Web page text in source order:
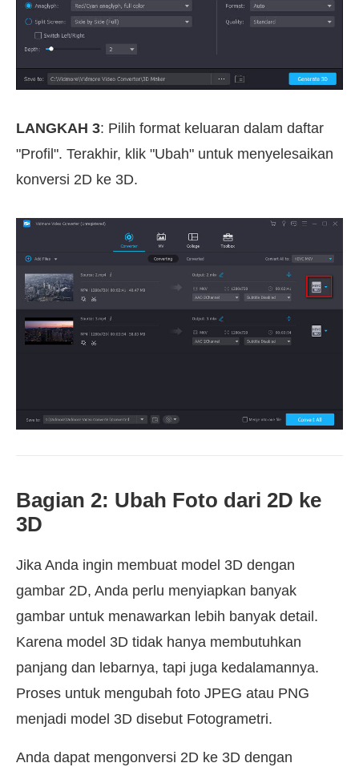
LANGKAH 3: Pilih format keluaran dalam daftar
"Profil". Terakhir, klik "Ubah" untuk menyelesaikan
konversi 2D ke 3D.
Bagian 2: Ubah Foto dari 2D ke
3D
Jika Anda ingin membuat model 3D dengan
gambar 2D, Anda perlu menyiapkan banyak
gambar untuk menawarkan lebih banyak detail.
Karena model 3D tidak hanya membutuhkan
panjang dan lebarnya, tapi juga kedalamannya.
Proses untuk mengubah foto JPEG atau PNG
menjadi model 3D disebut Fotogrametri.
Anda dapat mengonversi 2D ke 3D dengan